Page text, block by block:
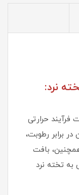
نرد:
حرارتی
برابر رطوبت،
بافت
تخته نرد